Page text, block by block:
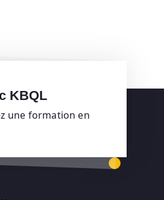
KBQL
une formation en